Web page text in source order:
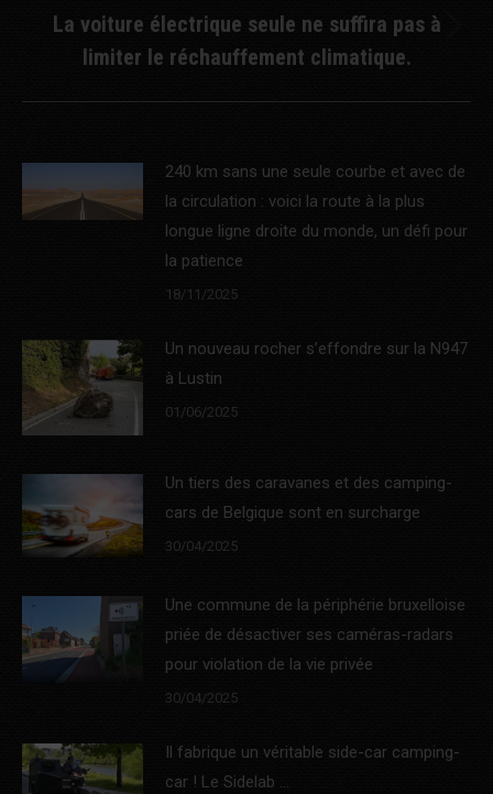
Next
post:
La voiture électrique seule ne suffira pas à
limiter le réchauffement climatique.
240 km sans une seule courbe et avec de
la circulation : voici la route à la plus
longue ligne droite du monde, un défi pour
la patience
18/11/2025
Un nouveau rocher s’effondre sur la N947
à Lustin
01/06/2025
Un tiers des caravanes et des camping-
cars de Belgique sont en surcharge
30/04/2025
Une commune de la périphérie bruxelloise
priée de désactiver ses caméras-radars
pour violation de la vie privée
30/04/2025
Il fabrique un véritable side-car camping-
car ! Le Sidelab …